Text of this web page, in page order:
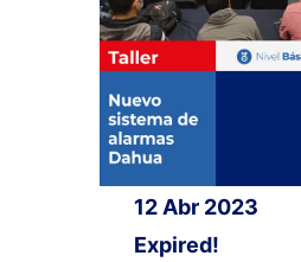
12 Abr 2023
Expired!